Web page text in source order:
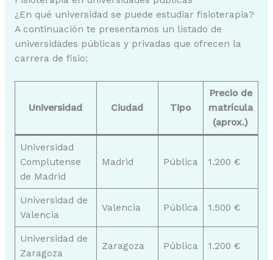
¿En qué universidad se puede estudiar fisioterapia?
A continuación te presentamos un listado de
universidades públicas y privadas que ofrecen la
carrera de fisio:
Universidad Ciudad Tipo
Precio de
matrícula
(aprox.)
Universidad
Complutense
de Madrid
Madrid Pública 1.200 €
Universidad de
Valencia
Valencia Pública 1.500 €
Universidad de
Zaragoza
Zaragoza Pública 1.200 €